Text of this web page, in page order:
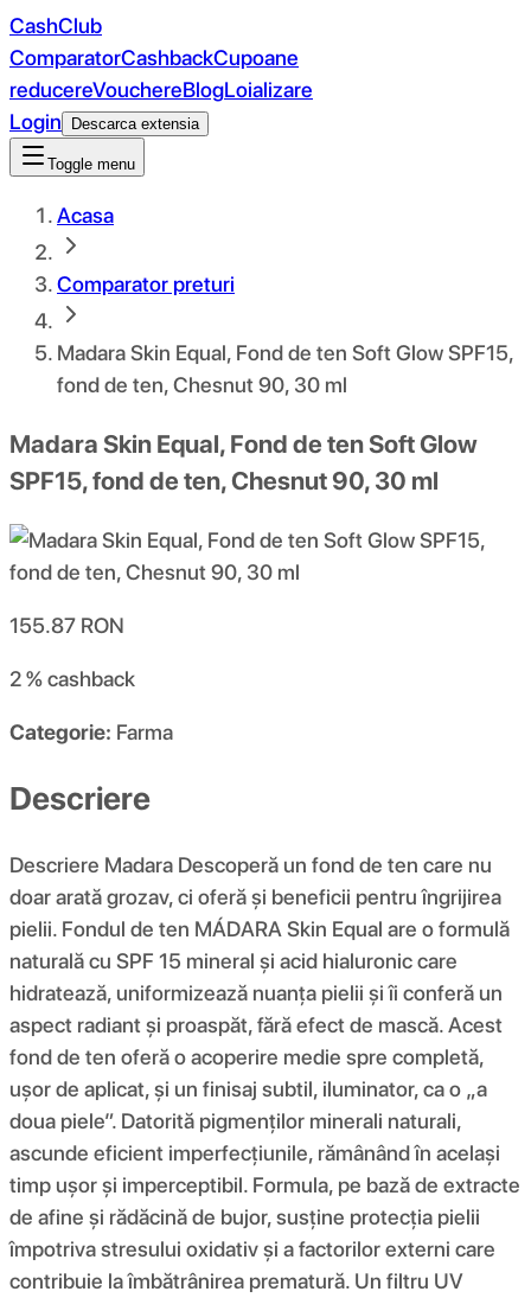
CashClub
ComparatorCashbackCupoane
reducereVouchereBlogLoializare
Login
Descarca extensia
Toggle menu
Acasa
Comparator preturi
Madara Skin Equal, Fond de ten Soft Glow SPF15,
fond de ten, Chesnut 90, 30 ml
Madara Skin Equal, Fond de ten Soft Glow
SPF15, fond de ten, Chesnut 90, 30 ml
155.87 RON
2 %cashback
Categorie: Farma
Descriere
Descriere Madara Descoperă un fond de ten care nu
doar arată grozav, ci oferă și beneficii pentru îngrijirea
pielii. Fondul de ten MÁDARA Skin Equal are o formulă
naturală cu SPF 15 mineral și acid hialuronic care
hidratează, uniformizează nuanța pielii și îi conferă un
aspect radiant și proaspăt, fără efect de mască. Acest
fond de ten oferă o acoperire medie spre completă,
ușor de aplicat, și un finisaj subtil, iluminator, ca o „a
doua piele”. Datorită pigmenților minerali naturali,
ascunde eficient imperfecțiunile, rămânând în același
timp ușor și imperceptibil. Formula, pe bază de extracte
de afine și rădăcină de bujor, susține protecția pielii
împotriva stresului oxidativ și a factorilor externi care
contribuie la îmbătrânirea prematură. Un filtru UV